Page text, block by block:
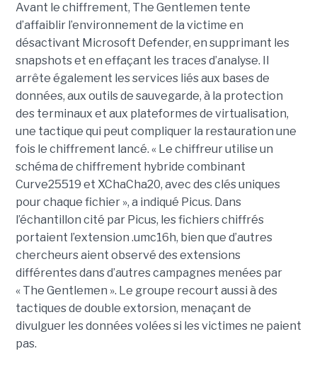
Avant le chiffrement, The Gentlemen tente
d’affaiblir l’environnement de la victime en
désactivant Microsoft Defender, en supprimant les
snapshots et en effaçant les traces d’analyse. Il
arrête également les services liés aux bases de
données, aux outils de sauvegarde, à la protection
des terminaux et aux plateformes de virtualisation,
une tactique qui peut compliquer la restauration une
fois le chiffrement lancé. « Le chiffreur utilise un
schéma de chiffrement hybride combinant
Curve25519 et XChaCha20, avec des clés uniques
pour chaque fichier », a indiqué Picus. Dans
l’échantillon cité par Picus, les fichiers chiffrés
portaient l’extension .umc16h, bien que d’autres
chercheurs aient observé des extensions
différentes dans d’autres campagnes menées par
« The Gentlemen ». Le groupe recourt aussi à des
tactiques de double extorsion, menaçant de
divulguer les données volées si les victimes ne paient
pas.